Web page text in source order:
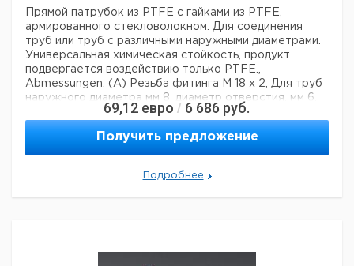
Прямой патрубок из PTFE с гайками из PTFE,
армированного стекловолокном. Для соединения
труб или труб с различными наружными диаметрами.
Универсальная химическая стойкость, продукт
подвергается воздействию только PTFE.,
Abmessungen: (A) Резьба фитинга M 18 x 2, Для труб
наружного диаметра мм 8, диаметр отверстия. мм 6,
(B) Резьба фитинга M 14 x 2, для наружного диаметра
трубки мм 6
Технические данные:
Материал: PTFE
69,12 евро / 6 686 руб.
Получить предложение
Подробнее